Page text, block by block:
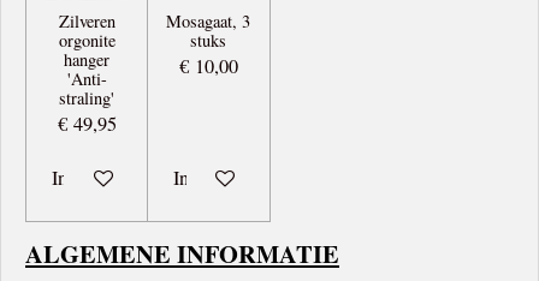
Zilveren
orgonite
hanger
'Anti-
straling'
€ 49,95
In winkelwagen
Mosagaat, 3
stuks
€ 10,00
In winkelwagen
ALGEMENE INFORMATIE